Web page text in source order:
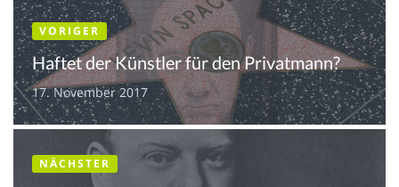
VORIGER
Haftet der Künstler für den Privatmann?
17. November 2017
NÄCHSTER